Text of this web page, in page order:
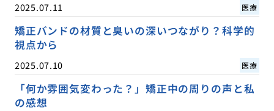
2025.07.11 医療
矯正バンドの材質と臭いの深いつながり？科学的
視点から
2025.07.10 医療
「何か雰囲気変わった？」矯正中の周りの声と私
の感想